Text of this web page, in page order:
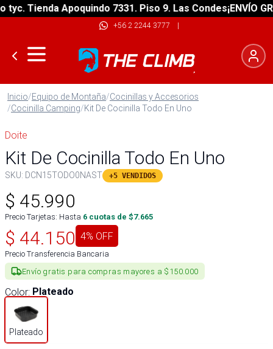
Tienda Apoquindo 7331. Piso 9. Las Condes¡ENVÍO
+56 2 2244 3777 |
Inicio/Equipo de Montaña/Cocinillas y Accesorios
/Cocinilla Camping/Kit De Cocinilla Todo En Uno
Doite
Kit De Cocinilla Todo En Uno
SKU: DCN15TODO0NAST +5 VENDIDOS
$ 45.990
Precio Tarjetas: Hasta 6 cuotas de $7.665
$ 44.150 4% OFF
Precio Transferencia Bancaria
Envío gratis para compras mayores a $150.000
Color: Plateado
Plateado